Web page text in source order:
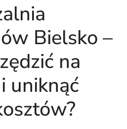
Bielsko –
na
uniknąć